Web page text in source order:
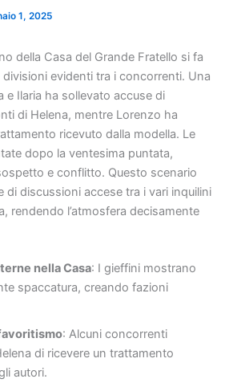
1, 2025
della Casa del Grande Fratello si fa
evidenti tra i concorrenti. Una
e Ilaria ha sollevato accuse di
di Helena, mentre Lorenzo ha
ricevuto dalla modella. Le
dopo la ventesima puntata,
e conflitto. Questo scenario
di discussioni accese tra i vari inquilini
rendendo l’atmosfera decisamente
nella Casa: I gieffini mostrano
spaccatura, creando fazioni
: Alcuni concorrenti
di ricevere un trattamento
autori.